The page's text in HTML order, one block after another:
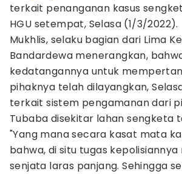
terkait penanganan kasus
HGU setempat, Selasa (1/3/2022).
Mukhlis, selaku bagian dari Lima
Bandardewa menerangkan,
kedatangannya untuk
pihaknya telah dilayangkan,
terkait sistem pengamanan dari
Tubaba disekitar lahan sengketa
"Yang mana secara kasat mata
bahwa, di situ tugas
senjata laras panjang. Sehingga